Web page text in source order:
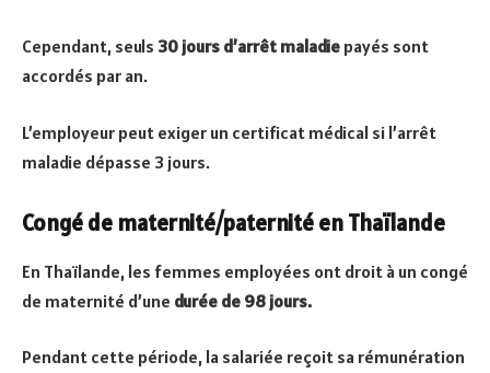
Cependant, seuls 30 jours d’arrêt maladie payés sont
accordés par an.
L’employeur peut exiger un certificat médical si l’arrêt
maladie dépasse 3 jours.
Congé de maternité/paternité en Thaïlande
En Thaïlande, les femmes employées ont droit à un congé
de maternité d’une durée de 98 jours.
Pendant cette période, la salariée reçoit sa rémunération